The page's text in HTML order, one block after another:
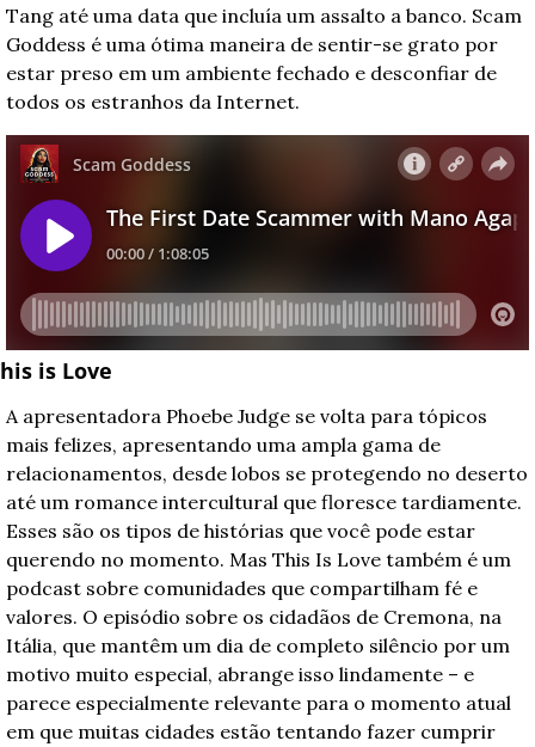
Tang até uma data que incluía um assalto a banco. Scam
Goddess é uma ótima maneira de sentir-se grato por
estar preso em um ambiente fechado e desconfiar de
todos os estranhos da Internet.
is Love
A apresentadora Phoebe Judge se volta para tópicos
mais felizes, apresentando uma ampla gama de
relacionamentos, desde lobos se protegendo no deserto
até um romance intercultural que floresce tardiamente.
Esses são os tipos de histórias que você pode estar
querendo no momento. Mas This Is Love também é um
podcast sobre comunidades que compartilham fé e
valores. O episódio sobre os cidadãos de Cremona, na
Itália, que mantêm um dia de completo silêncio por um
motivo muito especial, abrange isso lindamente – e
parece especialmente relevante para o momento atual
em que muitas cidades estão tentando fazer cumprir